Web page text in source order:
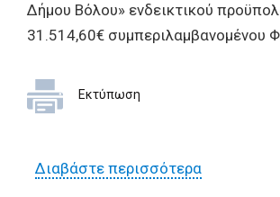
Δήμου Βόλου» ενδεικτικού
31.514,60€ συμπεριλαμβανομένου
Εκτύπωση
Διαβάστε περισσότεραγια